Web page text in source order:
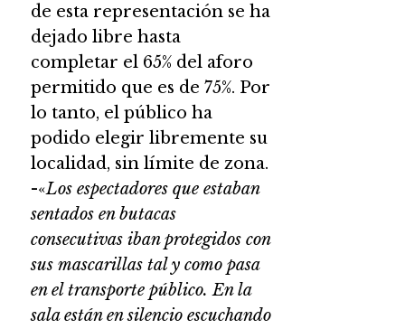
de esta representación se ha
dejado libre hasta
completar el 65% del aforo
permitido que es de 75%. Por
lo tanto, el público ha
podido elegir libremente su
localidad, sin límite de zona.
-«Los espectadores que estaban
sentados en butacas
consecutivas iban protegidos con
sus mascarillas tal y como pasa
en el transporte público. En la
sala están en silencio escuchando